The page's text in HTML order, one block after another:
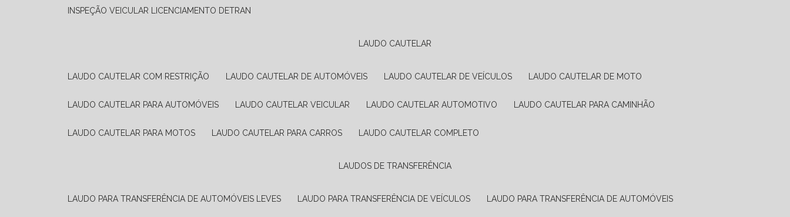
INSPEÇÃO VEICULAR LICENCIAMENTO DETRAN
LAUDO CAUTELAR
LAUDO CAUTELAR COM RESTRIÇÃO LAUDO CAUTELAR DE AUTOMÓVEIS LAUDO CAUTELAR DE VEÍCULOS LAUDO CAUTELAR DE MOTO
LAUDO CAUTELAR PARA AUTOMÓVEIS LAUDO CAUTELAR VEICULAR LAUDO CAUTELAR AUTOMOTIVO LAUDO CAUTELAR PARA CAMINHÃO
LAUDO CAUTELAR PARA MOTOS LAUDO CAUTELAR PARA CARROS LAUDO CAUTELAR COMPLETO
LAUDOS DE TRANSFERÊNCIA
LAUDO PARA TRANSFERÊNCIA DE AUTOMÓVEIS LEVES LAUDO PARA TRANSFERÊNCIA DE VEÍCULOS LAUDO PARA TRANSFERÊNCIA DE AUTOMÓVEIS